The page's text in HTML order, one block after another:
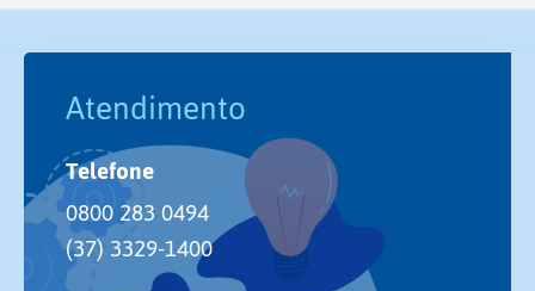
Atendimento
Telefone
0800 283 0494
(37) 3329-1400